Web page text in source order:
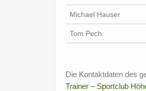
Michael Hauser
Tom Pech
Die Kontaktdaten des
Trainer – Sportclub